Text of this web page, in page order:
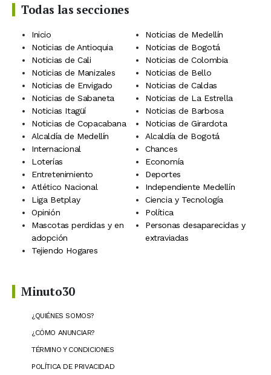
Todas las secciones
Inicio
Noticias de Medellín
Noticias de Antioquia
Noticias de Bogotá
Noticias de Cali
Noticias de Colombia
Noticias de Manizales
Noticias de Bello
Noticias de Envigado
Noticias de Caldas
Noticias de Sabaneta
Noticias de La Estrella
Noticias Itagüí
Noticias de Barbosa
Noticias de Copacabana
Noticias de Girardota
Alcaldía de Medellín
Alcaldía de Bogotá
Internacional
Chances
Loterías
Economía
Entretenimiento
Deportes
Atlético Nacional
Independiente Medellín
Liga Betplay
Ciencia y Tecnología
Opinión
Política
Mascotas perdidas y en
adopción
Personas desaparecidas y
extraviadas
Tejiendo Hogares
Minuto30
¿QUIÉNES SOMOS?
¿CÓMO ANUNCIAR?
TÉRMINO Y CONDICIONES
POLÍTICA DE PRIVACIDAD